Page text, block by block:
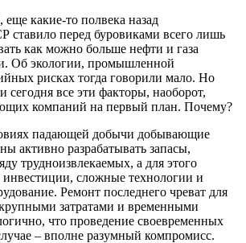
какие-то полвека назад
ставило перед буровиками всего лишь
как можно больше нефти и газа
Об экологии, промышленной
рисках тогда говорили мало. Но
сегодня все эти факторы, наоборот,
компаний на первый план. Почему?
падающей добычи добывающие
активно разрабатывать запасы,
трудноизвлекаемых, а для этого
сложные технологии и
Ремонт последнего чреват для
затратами и временными
что проведение своевременных
– вполне разумный компромисс.